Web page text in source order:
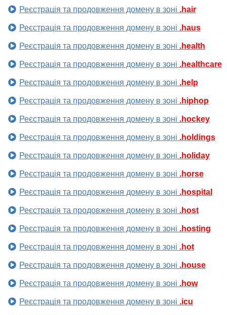
Реєстрація та продовження домену в зоні .hair
Реєстрація та продовження домену в зоні .haus
Реєстрація та продовження домену в зоні .health
Реєстрація та продовження домену в зоні .healthcare
Реєстрація та продовження домену в зоні .help
Реєстрація та продовження домену в зоні .hiphop
Реєстрація та продовження домену в зоні .hockey
Реєстрація та продовження домену в зоні .holdings
Реєстрація та продовження домену в зоні .holiday
Реєстрація та продовження домену в зоні .horse
Реєстрація та продовження домену в зоні .hospital
Реєстрація та продовження домену в зоні .host
Реєстрація та продовження домену в зоні .hosting
Реєстрація та продовження домену в зоні .hot
Реєстрація та продовження домену в зоні .house
Реєстрація та продовження домену в зоні .how
Реєстрація та продовження домену в зоні .icu